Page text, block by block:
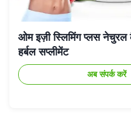
ओम इज़ी स्लिमिंग प्लस नेचुरल
हर्बल सप्लीमेंट
अब संपर्क करें